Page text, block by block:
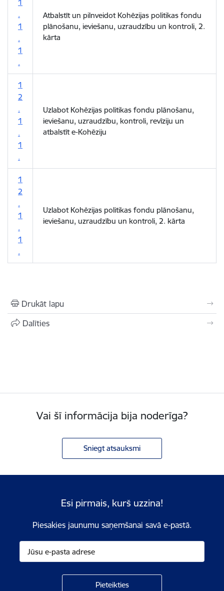
1
.
1
.
1
.
Atbalstīt un pilnveidot Kohēzijas politikas fondu
plānošanu, ieviešanu, uzraudzību un kontroli, 2.
kārta
1
2
.
1
.
1
.
Uzlabot Kohēzijas politikas fondu plānošanu,
ieviešanu, uzraudzību, kontroli, revīziju un
atbalstīt e-Kohēziju
1
2
.
1
.
1
.
Uzlabot Kohēzijas politikas fondu plānošanu,
ieviešanu, uzraudzību un kontroli, 2. kārta
Drukāt lapu
Dalīties
Vai šī informācija bija noderīga?
Sniegt atsauksmi
Esi pirmais, kurš uzzina!
Piesakies jaunumu saņemšanai savā e-pastā.